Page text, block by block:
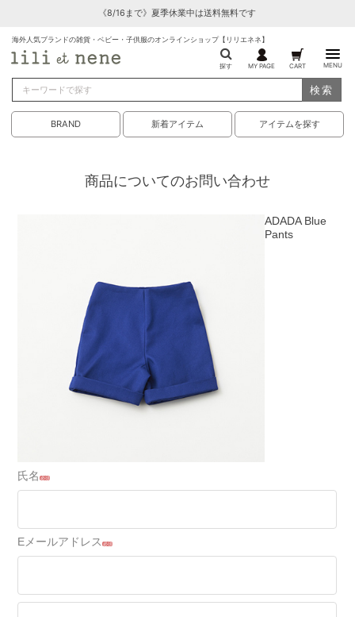
《8/16まで》夏季休業中は送料無料です
海外人気ブランドの雑貨・ベビー・子供服のオンラインショップ【リリエネネ】
探す MY PAGE CART MENU
検索
BRAND 新着アイテム アイテムを探す
商品についてのお問い合わせ
ADADA Blue
Pants
氏名必須
Eメールアドレス必須